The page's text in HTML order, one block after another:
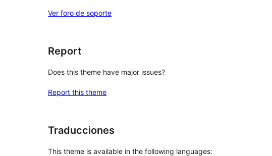
Ver foro de soporte
Report
Does this theme have major issues?
Report this theme
Traducciones
This theme is available in the following languages: